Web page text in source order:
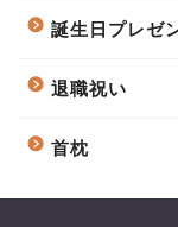
誕生日プレゼ
退職祝い
首枕